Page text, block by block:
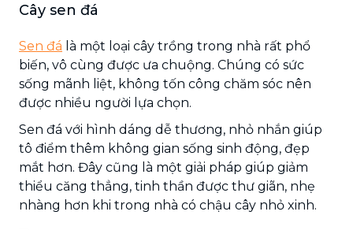
Cây sen đá
Sen đá là một loại cây trồng trong nhà rất phổ
biến, vô cùng được ưa chuộng. Chúng có sức
sống mãnh liệt, không tốn công chăm sóc nên
được nhiều người lựa chọn.
Sen đá với hình dáng dễ thương, nhỏ nhắn giúp
tô điểm thêm không gian sống sinh động, đẹp
mắt hơn. Đây cũng là một giải pháp giúp giảm
thiểu căng thẳng, tinh thần được thư giãn, nhẹ
nhàng hơn khi trong nhà có chậu cây nhỏ xinh.